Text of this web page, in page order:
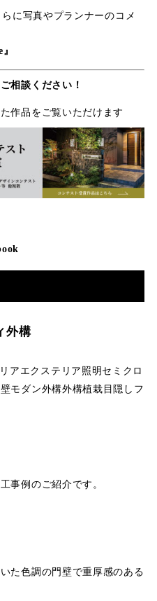
らに写真やプランナーのコメ
相談ください！
作品をご覧いただけます
外構
ア エクステリア照明 セミクロ
モダン外構外構植栽 目隠しフ
事例のご紹介です。
た色調の門壁で重厚感のある